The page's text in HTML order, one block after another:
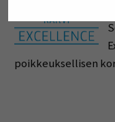
poikkeuksellisen